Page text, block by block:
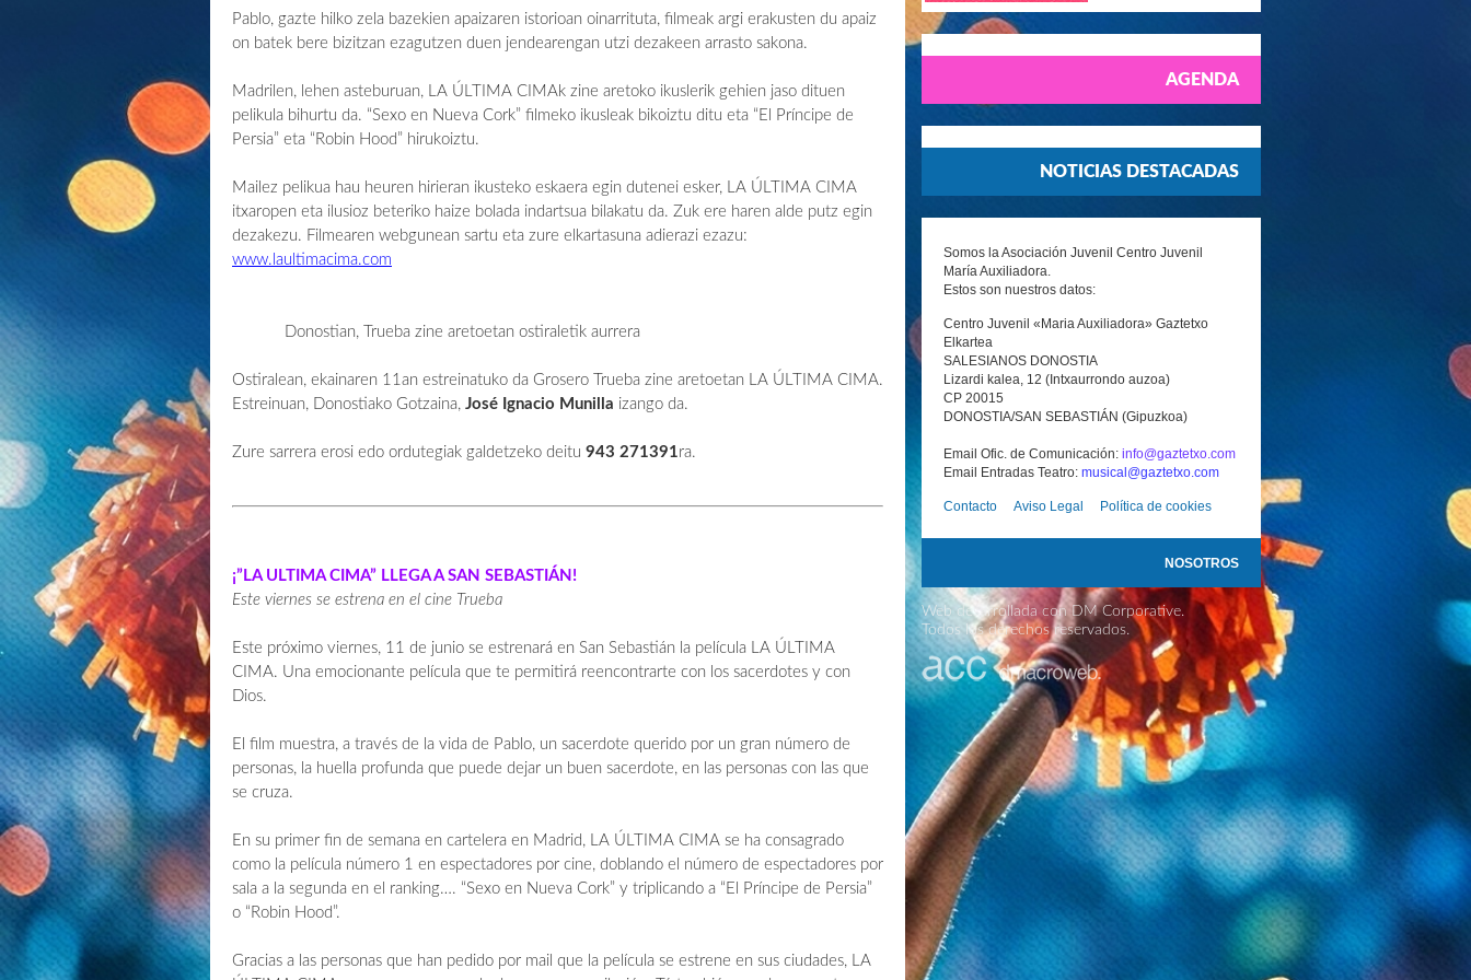
AGENDA
NOTICIAS DESTACADAS
Somos la Asociación Juvenil Centro Juvenil
María Auxiliadora.
Estos son nuestros datos:
Centro Juvenil «Maria Auxiliadora» Gaztetxo
Elkartea
SALESIANOS DONOSTIA
Lizardi kalea, 12 (Intxaurrondo auzoa)
CP 20015
DONOSTIA/SAN SEBASTIÁN (Gipuzkoa)
Email Ofic. de Comunicación: info@gaztetxo.com
Email Entradas Teatro: musical@gaztetxo.com
Contacto Aviso Legal Política de cookies
NOSOTROS
Web desarrollada con DM Corporative.
Todos los derechos reservados.
Pablo, gazte hilko zela bazekien apaizaren istorioan oinarrituta, filmeak argi erakusten du apaiz
on batek bere bizitzan ezagutzen duen jendearengan utzi dezakeen arrasto sakona.
Madrilen, lehen asteburuan, LA ÚLTIMA CIMAk zine aretoko ikuslerik gehien jaso dituen
pelikula bihurtu da. “Sexo en Nueva Cork” filmeko ikusleak bikoiztu ditu eta “El Príncipe de
Persia” eta “Robin Hood” hirukoiztu.
Mailez pelikua hau heuren hirieran ikusteko eskaera egin dutenei esker, LA ÚLTIMA CIMA
itxaropen eta ilusioz beteriko haize bolada indartsua bilakatu da. Zuk ere haren alde putz egin
dezakezu. Filmearen webgunean sartu eta zure elkartasuna adierazi ezazu:
www.laultimacima.com
Donostian, Trueba zine aretoetan ostiraletik aurrera
Ostiralean, ekainaren 11an estreinatuko da Grosero Trueba zine aretoetan LA ÚLTIMA CIMA.
Estreinuan, Donostiako Gotzaina, José Ignacio Munilla izango da.
Zure sarrera erosi edo ordutegiak galdetzeko deitu 943 271391ra.
¡”LA ULTIMA CIMA” LLEGA A SAN SEBASTIÁN!
Este viernes se estrena en el cine Trueba
Este próximo viernes, 11 de junio se estrenará en San Sebastián la película LA ÚLTIMA
CIMA. Una emocionante película que te permitirá reencontrarte con los sacerdotes y con
Dios.
El film muestra, a través de la vida de Pablo, un sacerdote querido por un gran número de
personas, la huella profunda que puede dejar un buen sacerdote, en las personas con las que
se cruza.
En su primer fin de semana en cartelera en Madrid, LA ÚLTIMA CIMA se ha consagrado
como la película número 1 en espectadores por cine, doblando el número de espectadores por
sala a la segunda en el ranking…. “Sexo en Nueva Cork” y triplicando a “El Príncipe de Persia”
o “Robin Hood”.
Gracias a las personas que han pedido por mail que la película se estrene en sus ciudades, LA